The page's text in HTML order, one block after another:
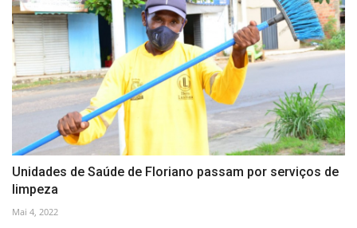
Unidades de Saúde de Floriano passam por serviços de
limpeza
Mai 4, 2022